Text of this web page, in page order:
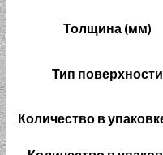
Толщина (мм)
Тип поверхности
Количество в